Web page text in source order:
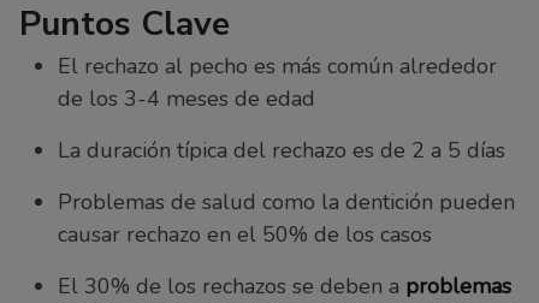
Puntos Clave
El rechazo al pecho es más común alrededor
de los 3-4 meses de edad
La duración típica del rechazo es de 2 a 5 días
Problemas de salud como la dentición pueden
causar rechazo en el 50% de los casos
El 30% de los rechazos se deben a problemas